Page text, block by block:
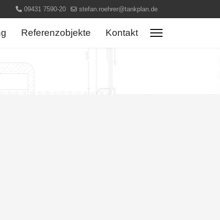
09431 7590-20 stefan.roehrer@tankplan.de
Referenzobjekte Kontakt